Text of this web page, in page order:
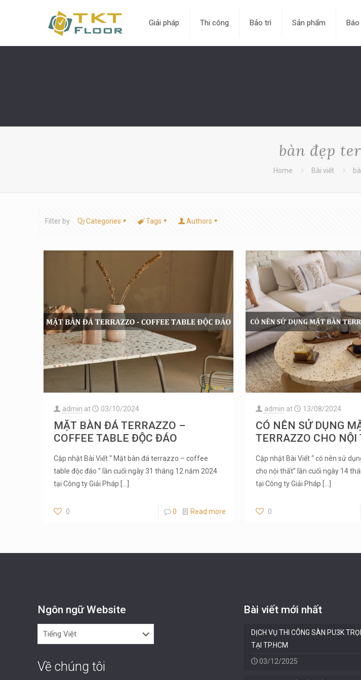
Giải pháp Thi công Bảo trì Sản phẩm Báo
bàn đẹp
Home Bài viết
Filter by Categories Tags Authors
admin at 03/10/2024
MẶT BÀN ĐÁ TERRAZZO –
COFFEE TABLE ĐỘC ĐÁO
Cập nhật Bài Viết “ Mặt bàn đá terrazzo – coffee
table độc đáo ” lần cuối ngày 31 tháng 12 năm 2024
tại Công ty Giải Pháp
0 0 Read more
admin at 13/08/2024
CÓ NÊN SỬ DỤNG
TERRAZZO CHO NỘI
Cập nhật Bài Viết “ có nên sử
cho nội thất” lần cuối ngày 14
tại Công ty Giải Pháp
0
Ngôn ngữ Website
Ngôn
Về chúng tôi
Bài viết mới nhất
DỊCH VỤ THI CÔNG SÀN PU3K
TẠI TP.HCM
03/12/2025